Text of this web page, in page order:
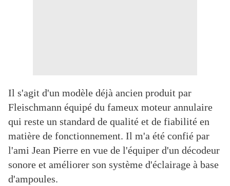
Il s'agit d'un modèle déjà ancien produit par
Fleischmann équipé du fameux moteur annulaire
qui reste un standard de qualité et de fiabilité en
matière de fonctionnement. Il m'a été confié par
l'ami Jean Pierre en vue de l'équiper d'un décodeur
sonore et améliorer son système d'éclairage à base
d'ampoules.